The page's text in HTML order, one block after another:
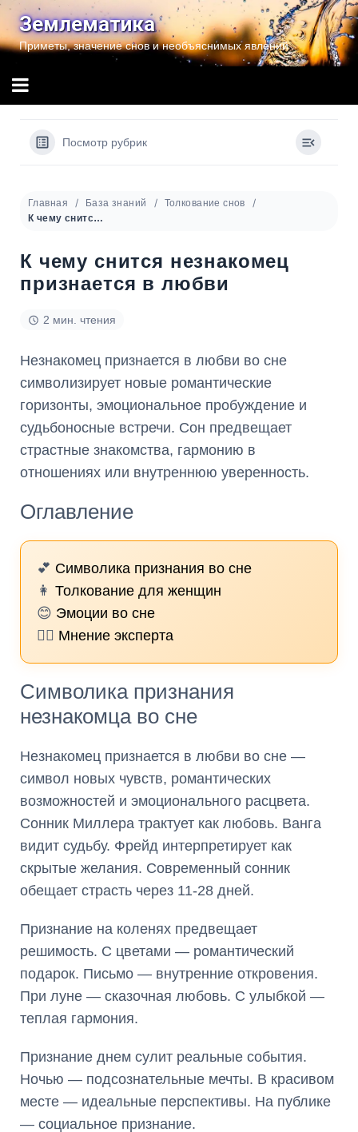
Перейти
содержимому
Землематика
Приметы, значение снов и необъяснимых явлений
Посмотр рубрик
Главная База знаний
Толкование снов
К чему снится незнакомец признается в любви
К чему снится незнакомец
признается в любви
2 мин. чтения
Незнакомец признается в любви во сне
символизирует новые романтические
горизонты, эмоциональное пробуждение и
судьбоносные встречи. Сон предвещает
страстные знакомства, гармонию в
отношениях или внутреннюю уверенность.
Оглавление
💕 Символика признания во сне
👩 Толкование для женщин
😊 Эмоции во сне
🧙‍♀️ Мнение эксперта
Символика признания
незнакомца во сне
Незнакомец признается в любви во сне —
символ новых чувств, романтических
возможностей и эмоционального расцвета.
Сонник Миллера трактует как любовь. Ванга
видит судьбу. Фрейд интерпретирует как
скрытые желания. Современный сонник
обещает страсть через 11-28 дней.
Признание на коленях предвещает
решимость. С цветами — романтический
подарок. Письмо — внутренние откровения.
При луне — сказочная любовь. С улыбкой —
теплая гармония.
Признание днем сулит реальные события.
Ночью — подсознательные мечты. В красивом
месте — идеальные перспективы. На публике
— социальное признание.